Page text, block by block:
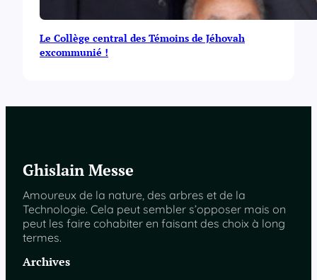
Le Collège central des Témoins de Jéhovah
excommunié !
Ghislain Messe
Amoureux de la nature, des arbres et de la
Technologie. Cela peut sembler s’opposer mais on
peut les faire cohabiter en faisant des choix à long
termes.
Archives